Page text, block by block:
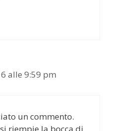
alle 9:59 pm
un commento.
riempie la bocca di